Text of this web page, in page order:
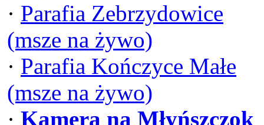
· Parafia Zebrzydowice
(msze na żywo)
· Parafia Kończyce Małe
(msze na żywo)
· Kamera na Młyńszczok